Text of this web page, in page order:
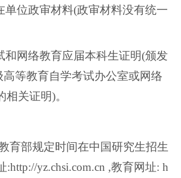
位政审材料(政审材料没有统一
网络教育应届本科生证明(颁发
等教育自学考试办公室或网络
关证明)。
部规定时间在中国研究生招生
:http://yz.chsi.com.cn ,教育网址: h